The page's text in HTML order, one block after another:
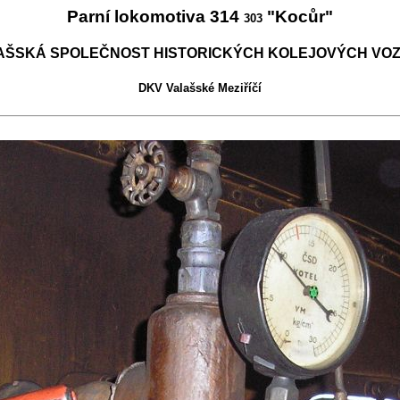
Parní lokomotiva 314 303 "Kocůr"
SPOLEČNOST HISTORICKÝCH KOLEJOVÝCH
DKV Valašské Meziříčí